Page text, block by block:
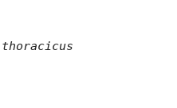
thoracicus